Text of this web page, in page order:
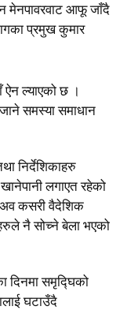
मेनपावरवाट आफू जाँदै
प्रमुख कुमार
ऐन ल्याएको छ ।
जाने समस्या समाधान
निर्देशिकाहरु
लगाएत रहेको
अव कसरी वैदेशिक
नै सोच्ने बेला भएको
दिनमा समृद्घिको
घटाउँदै